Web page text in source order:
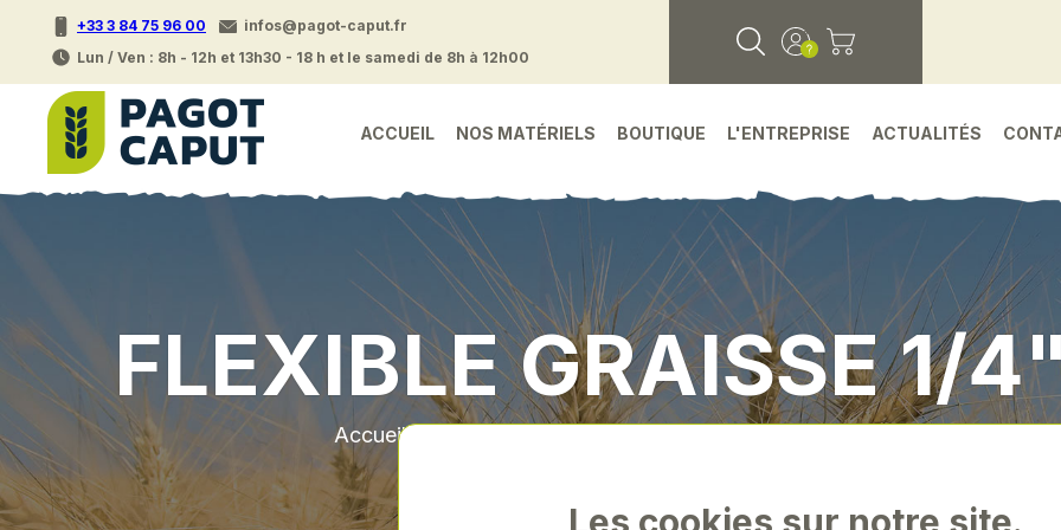
+33 3 84 75 96 00
infos@pagot-caput.fr
Lun / Ven : 8h - 12h et 13h30 - 18 h et le samedi de 8h à 12h00
ACCUEIL NOS MATÉRIELS BOUTIQUE L'ENTREPRISE ACTUALITÉS
FLEXIBLE GRAISSE 1/
Accueil• Flexible
Les cookies sur notre site.